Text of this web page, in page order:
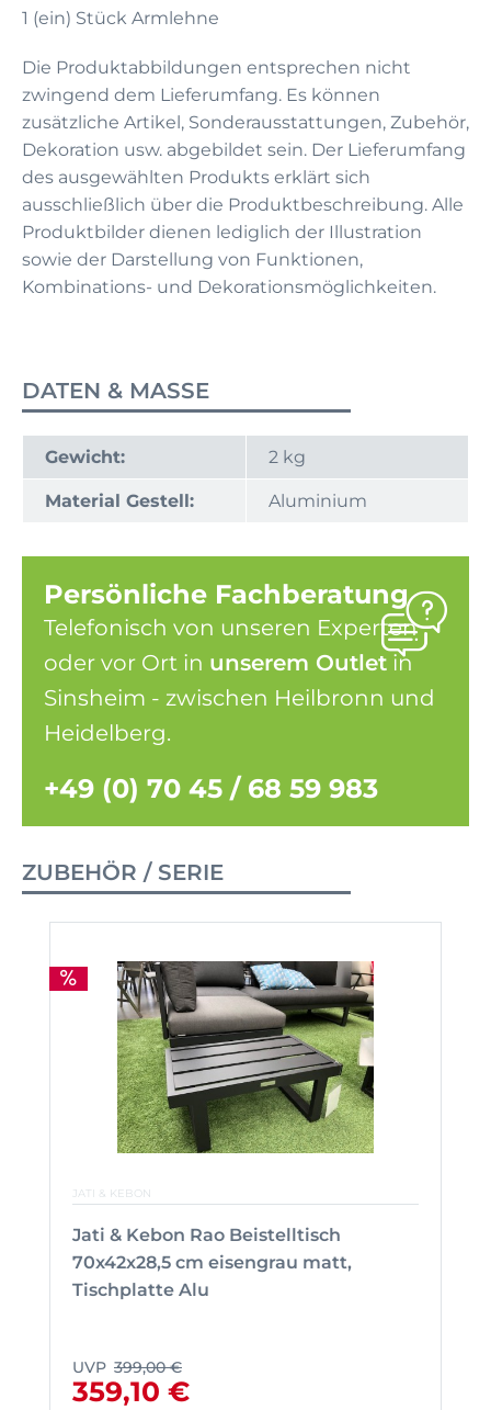
1 (ein) Stück Armlehne
Die Produktabbildungen entsprechen nicht
zwingend dem Lieferumfang. Es können
zusätzliche Artikel, Sonderausstattungen, Zubehör,
Dekoration usw. abgebildet sein. Der Lieferumfang
des ausgewählten Produkts erklärt sich
ausschließlich über die Produktbeschreibung. Alle
Produktbilder dienen lediglich der Illustration
sowie der Darstellung von Funktionen,
Kombinations- und Dekorationsmöglichkeiten.
DATEN & MASSE
Gewicht: 2 kg
Material Gestell: Aluminium
Persönliche Fachberatung
Telefonisch von unseren Experten
oder vor Ort in unserem Outlet in
Sinsheim - zwischen Heilbronn und
Heidelberg.
+49 (0) 70 45 / 68 59 983
ZUBEHÖR / SERIE
JATI & KEBON
Jati & Kebon Rao Beistelltisch
70x42x28,5 cm eisengrau matt,
Tischplatte Alu
UVP 399,00 €
359,10 €